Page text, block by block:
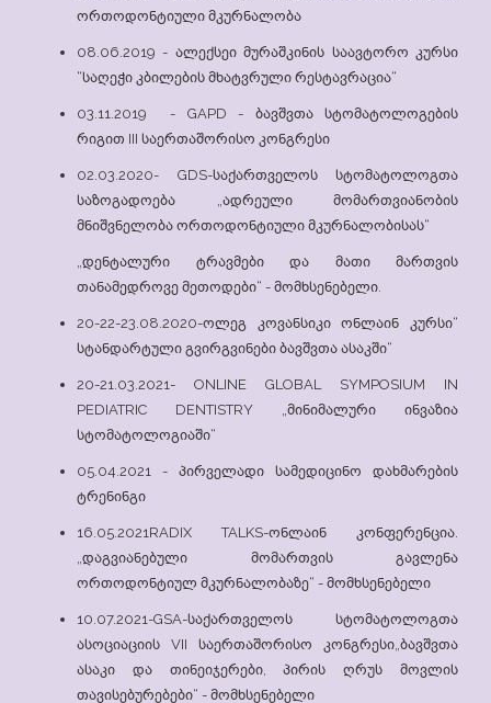
ორთოდონტიული მკურნალობა
08.06.2019 - ალექსეი მურაშკინის საავტორო კურსი
“საღეჭი კბილების მხატვრული რესტავრაცია“
03.11.2019 - GAPD - ბავშვთა სტომატოლოგების
რიგით III საერთაშორისო კონგრესი
02.03.2020- GDS-საქართველოს სტომატოლოგთა
საზოგადოება „ადრეული მომართვიანობის
მნიშვნელობა ორთოდონტიული მკურნალობისას“
„დენტალური ტრავმები და მათი მართვის
თანამედროვე მეთოდები“ - მომხსენებელი.
20-22-23.08.2020-ოლეგ კოვანსიკი ონლაინ კურსი“
სტანდარტული გვირგვინები ბავშვთა ასაკში“
20-21.03.2021- ONLINE GLOBAL SYMPOSIUM IN
PEDIATRIC DENTISTRY „მინიმალური ინვაზია
სტომატოლოგიაში“
05.04.2021 - პირველადი სამედიცინო დახმარების
ტრენინგი
16.05.2021RADIX TALKS-ონლაინ კონფერენცია.
„დაგვიანებული მომართვის გავლენა
ორთოდონტიულ მკურნალობაზე“ - მომხსენებელი
10.07.2021-GSA-საქართველოს სტომატოლოგთა
ასოციაციის VII საერთაშორისო კონგრესი„ბავშვთა
ასაკი და თინეიჯერები, პირის ღრუს მოვლის
თავისებურებები“ - მომხსენებელი